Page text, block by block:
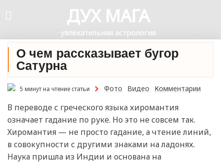
ДУХ МАГА
увлекательная астрология
О чем рассказывает бугор
Сатурна
5 минут на чтение статьи Фото Видео Комментарии
В переводе с греческого языка хиромантия
означает гадание по руке. Но это не совсем так.
Хиромантия — не просто гадание, а чтение линий,
в совокупности с другими знаками на ладонях.
Наука пришла из Индии и основана на